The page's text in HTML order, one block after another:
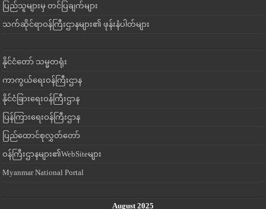
ပြည်သူများမှ တင်ပြချက်များ
သက်ဆိုင်ရာဝန်ကြီးဌာနများ၏ ဖုန်းနံပါတ်များ
နိုင်ငံတော် သမ္မတရုံး
ကာကွယ်ရေးဝန်ကြီးဌာန
နိုင်ငံခြားရေးဝန်ကြီးဌာန
ပြန်ကြားရေးဝန်ကြီးဌာန
ပြည်ထောင်စုလွှတ်တော်
ဝန်ကြီးဌာနများ၏WebSiteများ
Myanmar National Portal
August 2025